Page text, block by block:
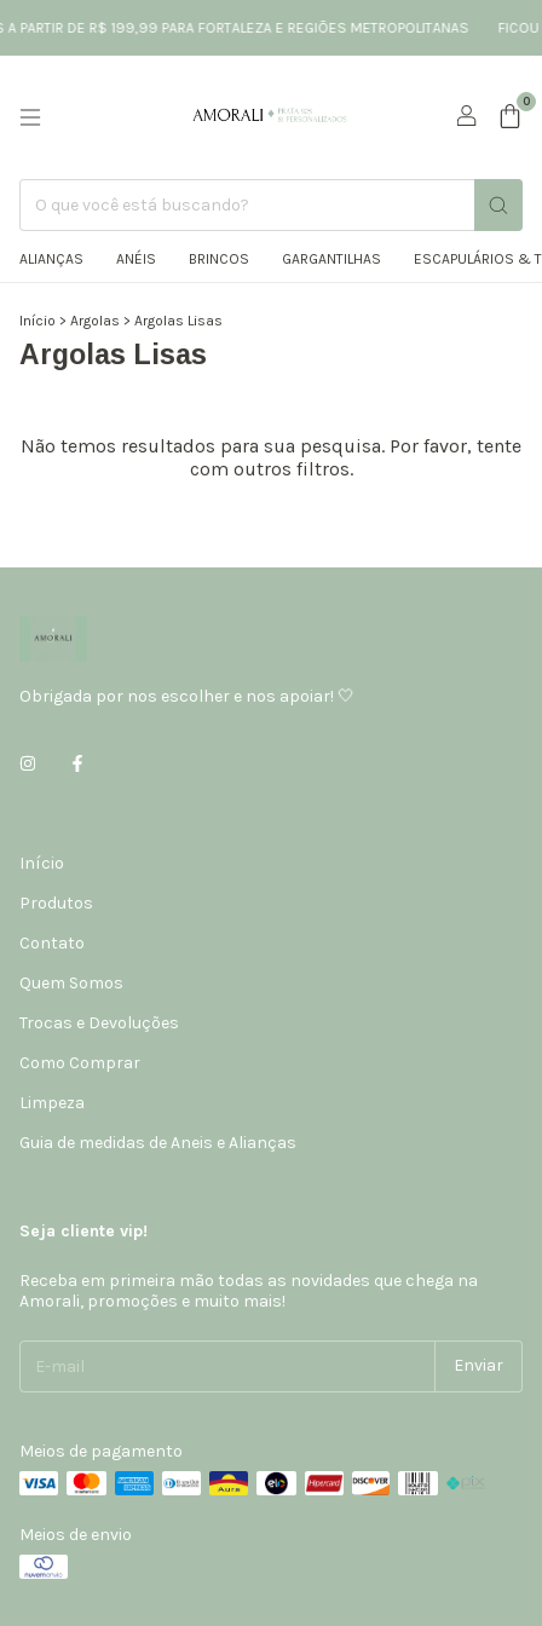
PARTIR DE R$ 199,99 PARA FORTALEZA E REGIÕES METROPOLITANAS FICOU
0
ALIANÇAS ANÉIS BRINCOS GARGANTILHAS ESCAPULÁRIOS &
Início > Argolas > Argolas Lisas
Argolas Lisas
Não temos resultados para sua pesquisa. Por favor, tente
com outros filtros.
Obrigada por nos escolher e nos apoiar! 🤍
Início
Produtos
Contato
Quem Somos
Trocas e Devoluções
Como Comprar
Limpeza
Guia de medidas de Aneis e Alianças
Seja cliente vip!
Receba em primeira mão todas as novidades que chega na
Amorali, promoções e muito mais!
Meios de pagamento
Meios de envio